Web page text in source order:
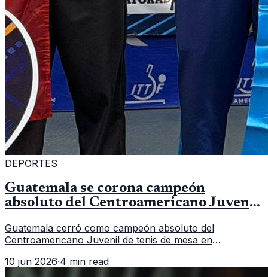
DEPORTES
Guatemala se corona campeón
absoluto del Centroamericano Juvenil
Guatemala cerró como campeón absoluto del
Centroamericano Juvenil de tenis de mesa en
cobertura oficial difundida por CDAG.
10 jun 2026·4 min read